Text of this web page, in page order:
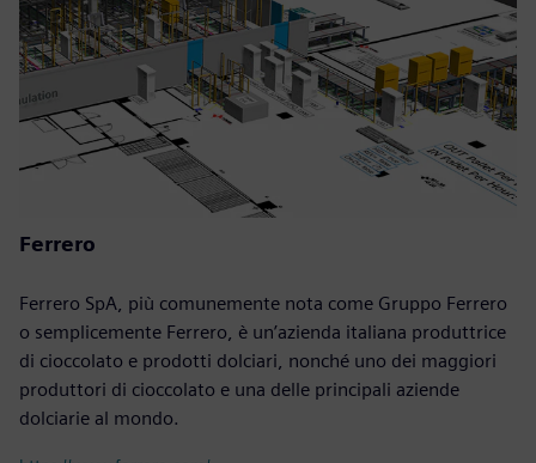
Ferrero
Ferrero SpA, più comunemente nota come Gruppo Ferrero
o semplicemente Ferrero, è un’azienda italiana produttrice
di cioccolato e prodotti dolciari, nonché uno dei maggiori
produttori di cioccolato e una delle principali aziende
dolciarie al mondo.